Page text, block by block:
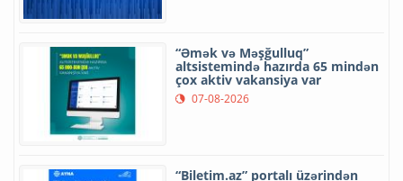
“Əmək və Məşğulluq”
altsistemində hazırda 65 mindən
çox aktiv vakansiya var
07-08-2026
“Biletim.az” portalı üzərindən